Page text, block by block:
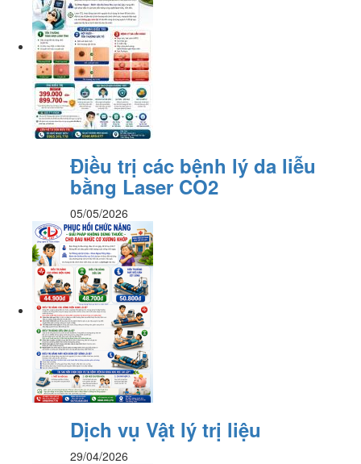
Điều trị các bệnh lý da liễu
bằng Laser CO2
05/05/2026
Dịch vụ Vật lý trị liệu
29/04/2026